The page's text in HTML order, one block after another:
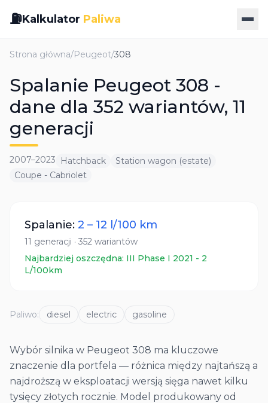
⛽Kalkulator Paliwa
Strona główna/Peugeot/308
Spalanie Peugeot 308 -
dane dla 352 wariantów, 11
generacji
2007–2023 Hatchback
Station wagon (estate)
Coupe - Cabriolet
Spalanie: 2 – 12 l/100 km
11 generacji · 352 wariantów
Najbardziej oszczędna: III Phase I 2021 - 2
L/100km
Paliwo: diesel electric gasoline
Wybór silnika w Peugeot 308 ma kluczowe
znaczenie dla portfela — różnica między najtańszą a
najdroższą w eksploatacji wersją sięga nawet kilku
tysięcy złotych rocznie. Model produkowany od